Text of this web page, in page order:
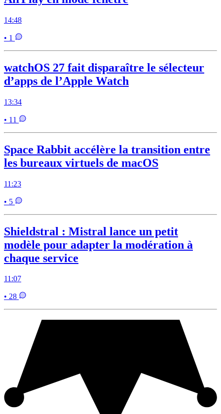
14:48
• 1
watchOS 27 fait disparaître le sélecteur
d’apps de l’Apple Watch
13:34
• 11
Space Rabbit accélère la transition entre
les bureaux virtuels de macOS
11:23
• 5
Shieldstral : Mistral lance un petit
modèle pour adapter la modération à
chaque service
11:07
• 28